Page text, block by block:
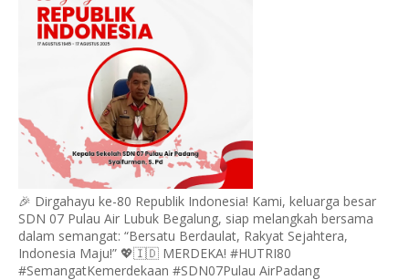
🎉 Dirgahayu ke-80 Republik Indonesia! Kami, keluarga besar
SDN 07 Pulau Air Lubuk Begalung, siap melangkah bersama
dalam semangat: “Bersatu Berdaulat, Rakyat Sejahtera,
Indonesia Maju!” 💖🇮🇩 MERDEKA! #HUTRI80
#SemangatKemerdekaan #SDN07Pulau AirPadang